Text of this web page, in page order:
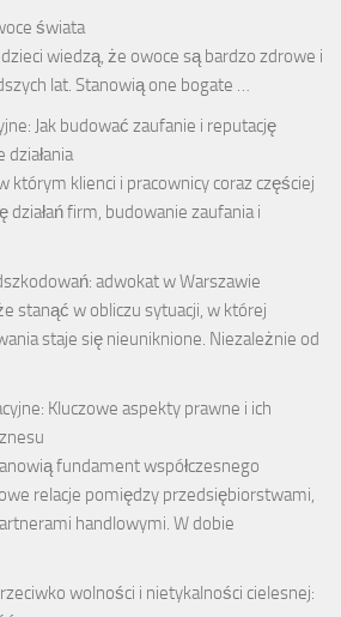
świata
dzieci wiedzą, że owoce są bardzo zdrowe i
lat. Stanowią one bogate …
Jak budować zaufanie i reputację
którym klienci i pracownicy coraz częściej
działań firm, budowanie zaufania i
adwokat w Warszawie
stanąć w obliczu sytuacji, w której
staje się nieuniknione. Niezależnie od
Kluczowe aspekty prawne i ich
fundament współczesnego
relacje pomiędzy przedsiębiorstwami,
handlowymi. W dobie
wolności i nietykalności cielesnej: